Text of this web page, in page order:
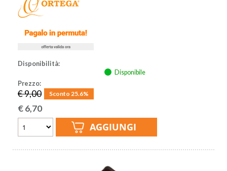
Disponibilità:
Disponibile
Prezzo:
€ 9,00 Sconto 25.6%
€6,70